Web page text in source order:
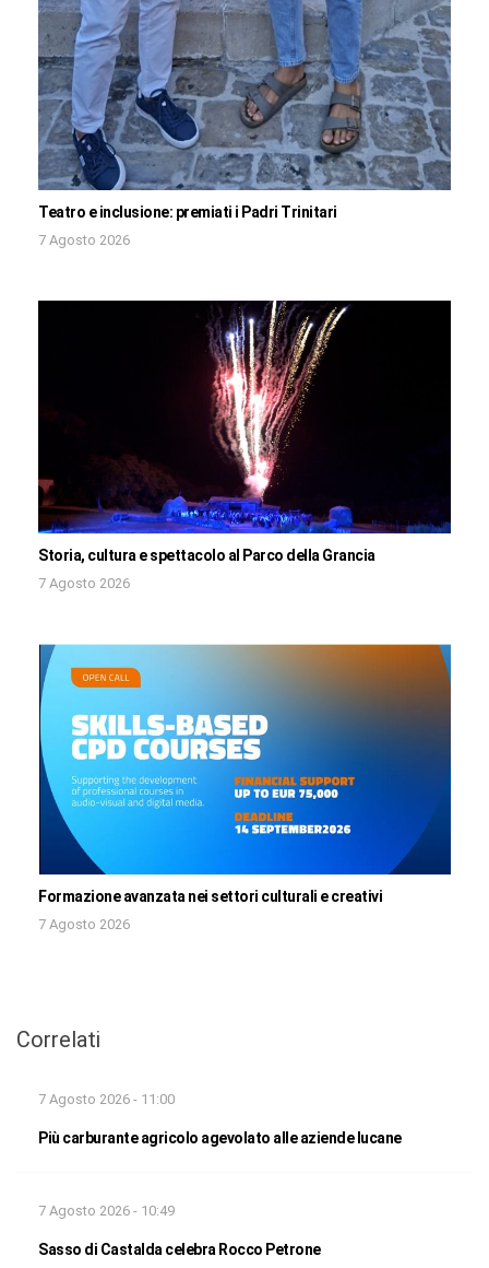
Teatro e inclusione: premiati i Padri Trinitari
7 Agosto 2026
Storia, cultura e spettacolo al Parco della Grancia
7 Agosto 2026
Formazione avanzata nei settori culturali e creativi
7 Agosto 2026
Correlati
7 Agosto 2026 - 11:00
Più carburante agricolo agevolato alle aziende lucane
7 Agosto 2026 - 10:49
Sasso di Castalda celebra Rocco Petrone